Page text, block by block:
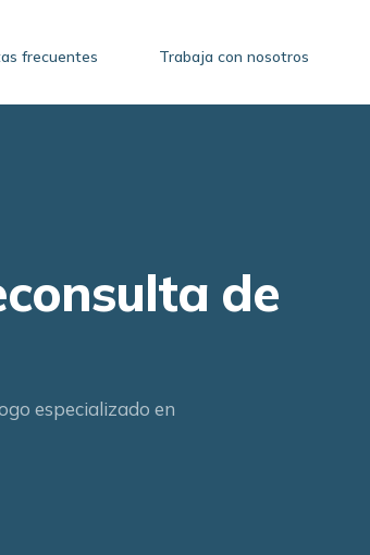
frecuentes Trabaja con nosotros
de
especializado en